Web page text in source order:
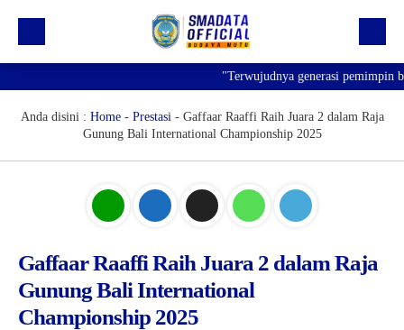
Profil
"Terwujudnya generasi pemimpin
Anda disini : Home- Prestasi- Gaffaar Raaffi Raih Juara 2 dalam Raja
Gunung Bali International Championship 2025
Gaffaar Raaffi Raih Juara 2 dalam Raja
Gunung Bali International
Championship 2025